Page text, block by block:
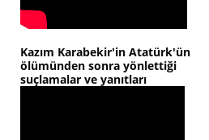
Kazım Karabekir'in Atatürk'ün
ölümünden sonra yönlettiği
suçlamalar ve yanıtları